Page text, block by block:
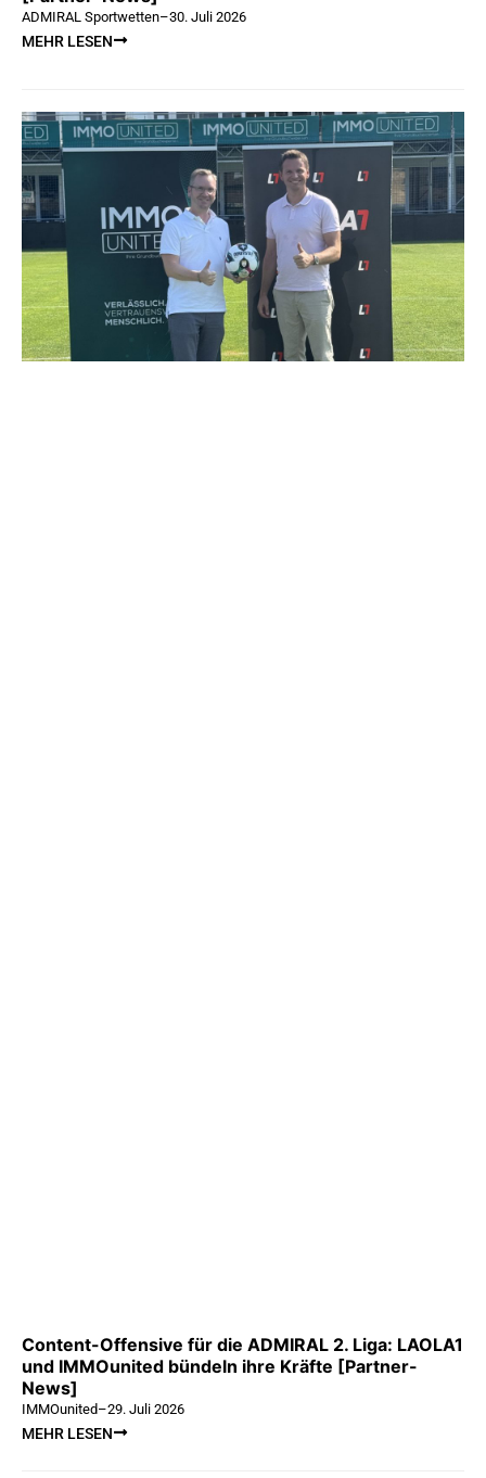
ADMIRAL Sportwetten–30. Juli 2026
MEHR LESEN
Content-Offensive für die ADMIRAL 2. Liga: LAOLA1
und IMMOunited bündeln ihre Kräfte [Partner-
News]
IMMOunited–29. Juli 2026
MEHR LESEN